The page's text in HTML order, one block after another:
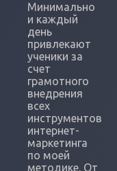
Минимально
и каждый
день
привлекают
ученики за
счет
грамотного
внедрения
всех
инструментов
интернет-
маркетинга
по моей
методике. От